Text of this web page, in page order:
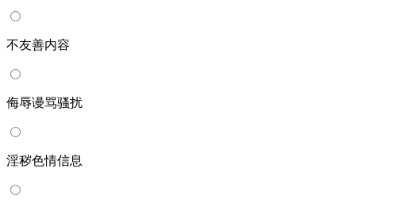
不友善内容
侮辱谩骂骚扰
淫秽色情信息